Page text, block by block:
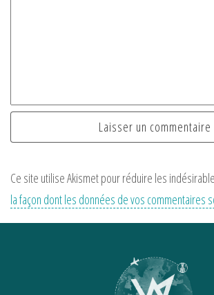
Ce site utilise Akismet pour réduire les
la façon dont les données de vos commentaires